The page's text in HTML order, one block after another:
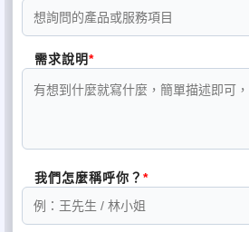
累積更多的財富，搶錢進門、財富倍增，
。
蓮花燈統一規格表
3號蓮花   6cm×13cm
3-1號蓮花＋蓮花燈底座   6cm×13cm
需求說明
我們怎麼稱呼你？